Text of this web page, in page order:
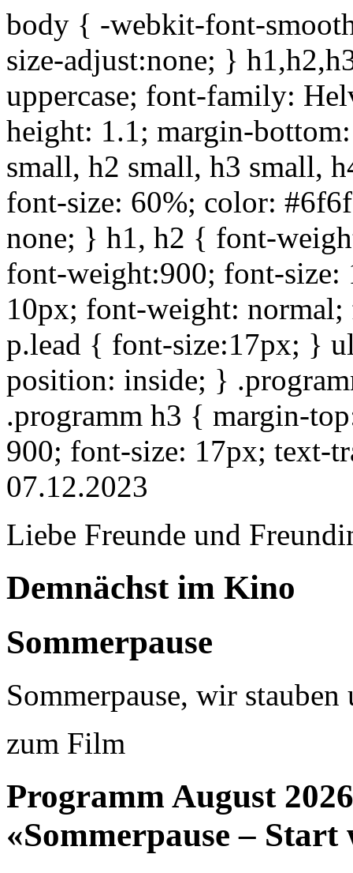
body { -webkit-font-
size-adjust:none; }
uppercase; font-family:
height: 1.1; margin-
small, h2 small, h3 small,
font-size: 60%; color:
none; } h1, h2 { font-
font-weight:900; font-
10px; font-weight:
p.lead { font-size:17px; }
position: inside; }
.programm h3 { margin-
900; font-size: 17px; text-
07.12.2023
Liebe Freunde und
Demnächst im Kino
Sommerpause
Sommerpause, wir
zum Film
Programm August 2026
«Sommerpause – Start